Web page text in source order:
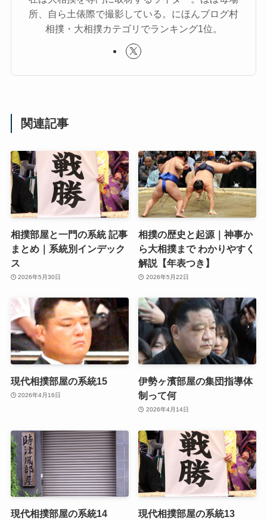
所、自ら土俵際で撮影している。にほんブログ村
相撲・大相撲カテゴリでランキング1位。
関連記事
相撲部屋と一門の系統 記事
まとめ｜系統別インデック
ス
2026年5月30日
相撲の歴史と起源｜神事か
ら大相撲まで わかりやすく
解説【年表つき】
2026年5月22日
現代相撲部屋の系統15
2026年4月16日
伊勢ヶ濱部屋の集団指導体
制って何
2026年4月14日
現代相撲部屋の系統14 現代相撲部屋の系統13